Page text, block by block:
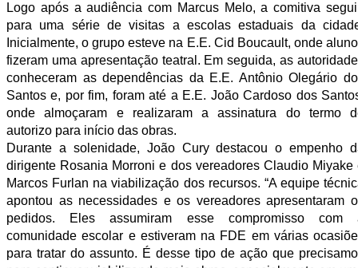
Logo após a audiência com Marcus Melo, a comitiva
para uma série de visitas a escolas estaduais da
Inicialmente, o grupo esteve na E.E. Cid Boucault, onde
fizeram uma apresentação teatral. Em seguida, as
conheceram as dependências da E.E. Antônio Olegário
Santos e, por fim, foram até a E.E. João Cardoso dos
onde almoçaram e realizaram a assinatura do termo
autorizo para início das obras.
Durante a solenidade, João Cury destacou o empenho
dirigente Rosania Morroni e dos vereadores Claudio Miyake
Marcos Furlan na viabilização dos recursos. “A equipe
apontou as necessidades e os vereadores apresentaram
pedidos. Eles assumiram esse compromisso com
comunidade escolar e estiveram na FDE em várias
para tratar do assunto. É desse tipo de ação que